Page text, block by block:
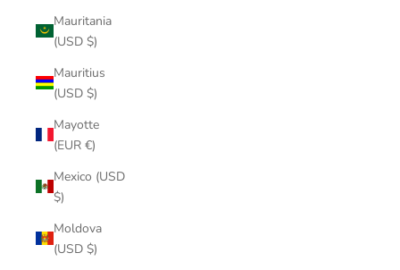
Mauritania
(USD $)
Mauritius
(USD $)
Mayotte
(EUR €)
Mexico (USD
$)
Moldova
(USD $)